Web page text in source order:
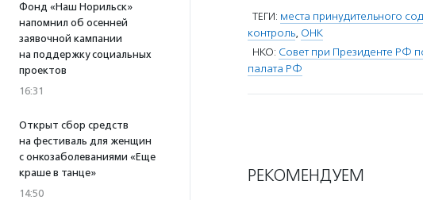
Фонд «Наш Норильск»
напомнил об осенней
заявочной кампании
на поддержку социальных
проектов
16:31
Открыт сбор средств
на фестиваль для женщин
с онкозаболеваниями «Еще
краше в танце»
14:50
ТЕГИ: места принудительного
контроль, ОНК
НКО: Совет при Президенте РФ
палата РФ
РЕКОМЕНДУЕМ